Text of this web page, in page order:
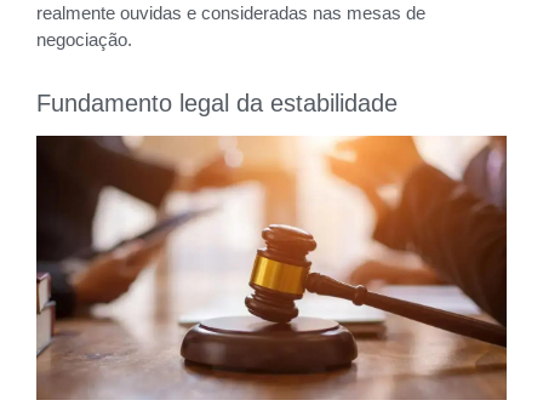
realmente ouvidas e consideradas nas mesas de
negociação.
Fundamento legal da estabilidade